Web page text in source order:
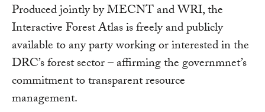
Produced jointly by MECNT and WRI, the
Interactive Forest Atlas is freely and publicly
available to any party working or interested in the
DRC’s forest sector – affirming the governmnet’s
commitment to transparent resource
management.